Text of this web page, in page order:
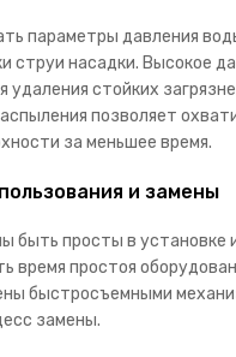
параметры давления
струи насадки. Высокое
удаления стойких
позволяет
за меньшее время.
и замены
быть просты в установке
время простоя
быстросъемными
замены.